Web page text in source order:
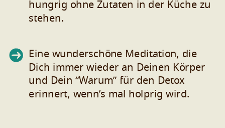
hungrig ohne Zutaten in der Küche zu
stehen.
Eine wunderschöne Meditation, die
Dich immer wieder an Deinen Körper
und Dein “Warum” für den Detox
erinnert, wenn’s mal holprig wird.